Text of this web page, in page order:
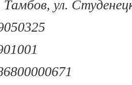
Тамбов, ул.